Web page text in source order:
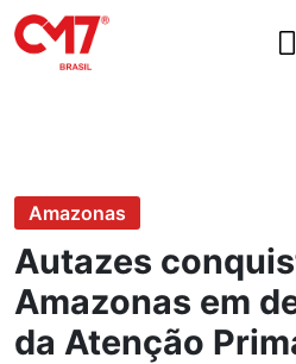
Amazonas
Autazes
Amazonas em
da Atenção